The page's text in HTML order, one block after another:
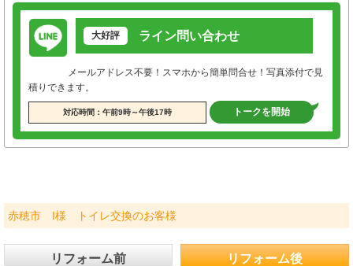
大好評 ライン問い合わせ
メールアドレス不要！スマホから簡単問合せ！写真添付で見
積りできます。
対応時間：午前9時～午後17時 トークを開始
赤穂市 I様 トイレ交換のお客様
リフォーム前 リフォーム後